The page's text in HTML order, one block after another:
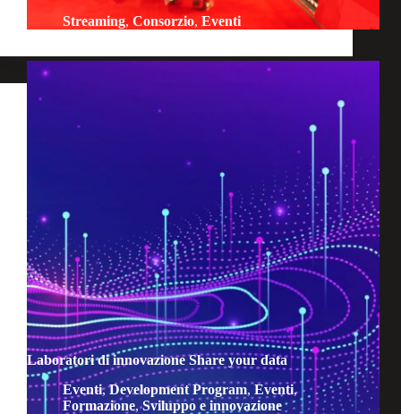
Streaming, Consorzio, Eventi
Laboratori di innovazione Share your data
Eventi,Development Program,Eventi,
Formazione,Sviluppo e innovazione